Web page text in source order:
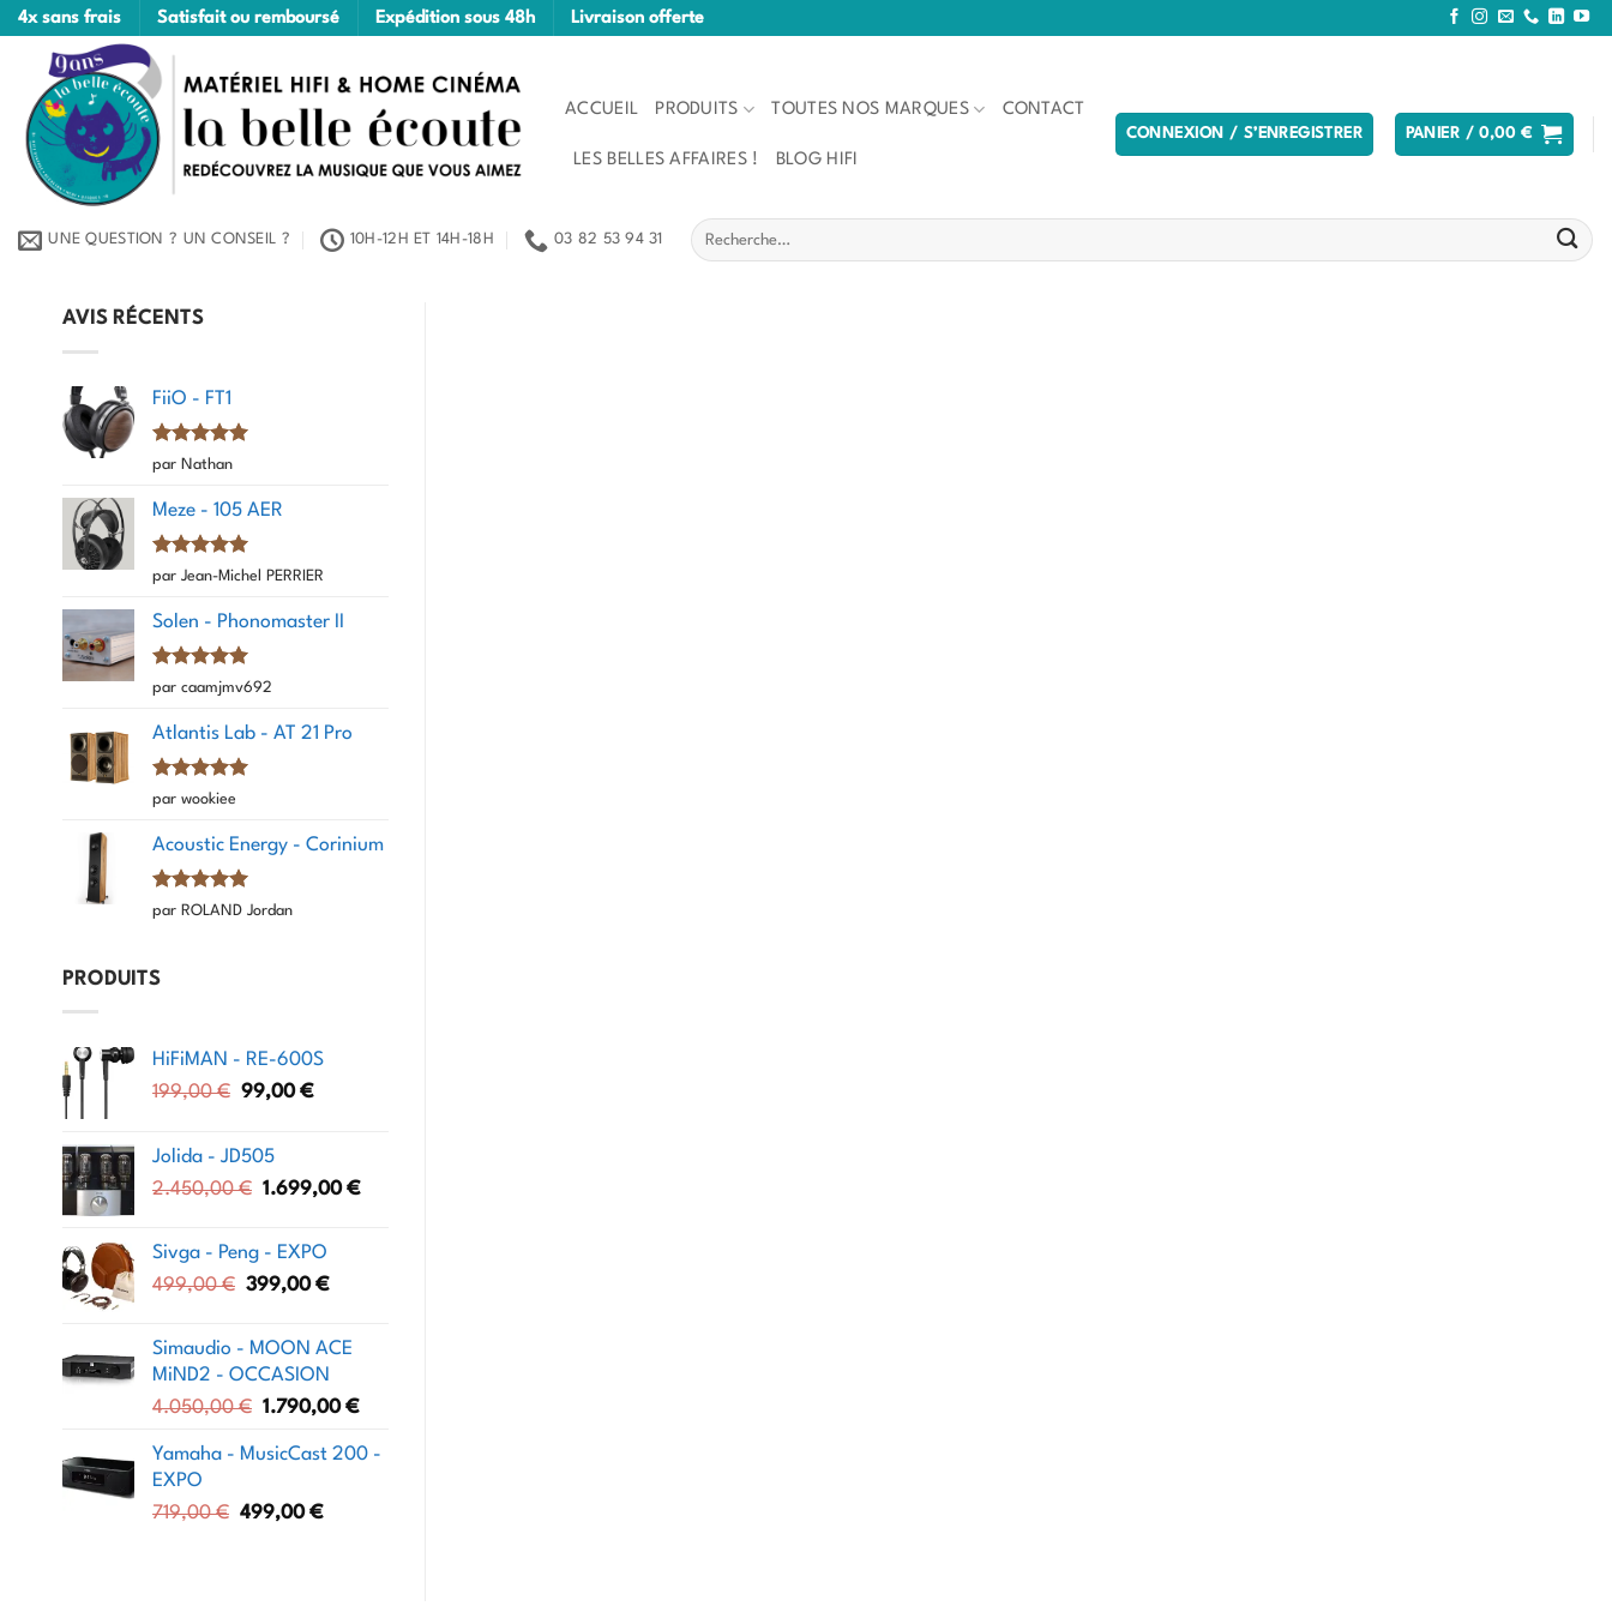
Passer
contenu
4x sans frais Satisfait ou remboursé Expédition sous 48h Livraison offerte
ACCUEIL PRODUITS TOUTES NOS MARQUES CONTACT
LES BELLES AFFAIRES ! BLOG HIFI
CONNEXION / S’ENREGISTRER PANIER /0,00 €
UNE QUESTION ? UN CONSEIL ? 10H-12H ET 14H-18H 03 82 53 94 31
Recherche
pour :
AVIS RÉCENTS
FiiO - FT1
Note5sur
par Nathan
Meze - 105 AER
Note5sur
par Jean-Michel PERRIER
Solen - Phonomaster II
Note5sur
par caamjmv692
Atlantis Lab - AT 21 Pro
Note5sur
par wookiee
Acoustic Energy - Corinium
Note5 sur
par ROLAND Jordan
PRODUITS
HiFiMAN - RE-600S
199,00€ Le
initial
199,00 €.
99,00€Le
99,00 €.
Jolida - JD505
2.450,00€ Le
initial
était :
2.450,00 €.
1.699,00€Le
Sivga - Peng - EXPO
499,00€ Le
initial
était :
499,00 €.
399,00€Le
actuel
est :
399,00 €.
Simaudio - MOON ACE
MiND2 - OCCASION
4.050,00€ Le
initial
4.050,00 €.
1.790,00€Le
actuel
Yamaha - MusicCast 200 -
EXPO
719,00€ Le
499,00€Le